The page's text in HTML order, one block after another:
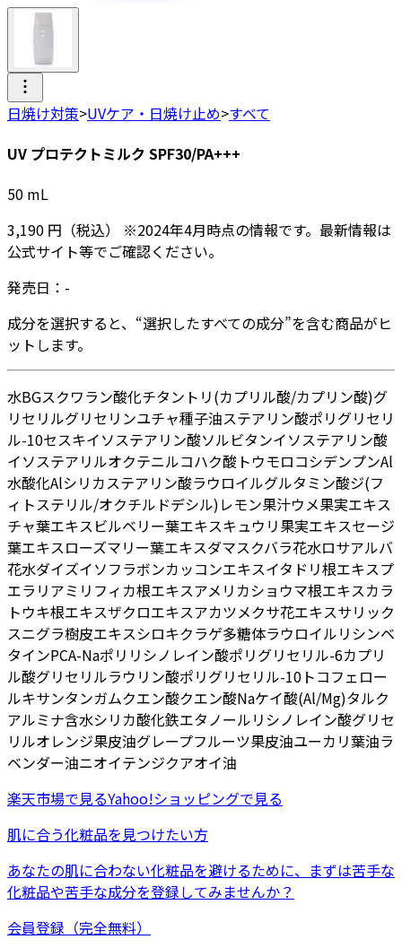
日焼け対策>UVケア・日焼け止め>すべて
UV プロテクトミルク SPF30/PA+++
50 mL
3,190 円 （税込） ※2024年4月時点の情報です。最新情報は
公式サイト等でご確認ください。
発売日： -
成分を選択すると、“選択したすべての成分”を含む商品がヒ
ットします。
水BGスクワラン酸化チタン トリ(カプリル酸/カプリン酸)グ
リセリルグリセリンユチャ種子油ステアリン酸ポリグリセリ
ル-10セスキイソステアリン酸ソルビタンイソステアリン酸
イソステアリルオクテニルコハク酸トウモロコシデンプンAl
水酸化Alシリカステアリン酸ラウロイルグルタミン酸ジ(フ
ィトステリル/オクチルドデシル)レモン果汁ウメ果実エキス
チャ葉エキスビルベリー葉エキスキュウリ果実エキスセージ
葉エキスローズマリー葉エキスダマスクバラ花水ロサアルバ
花水ダイズイソフラボンカッコンエキスイタドリ根エキスプ
エラリアミリフィカ根エキスアメリカショウマ根エキスカラ
トウキ根エキスザクロエキスアカツメクサ花エキスサリック
スニグラ樹皮エキスシロキクラゲ多糖体ラウロイルリシンベ
タインPCA-Naポリリシノレイン酸ポリグリセリル-6カプリ
ル酸グリセリルラウリン酸ポリグリセリル-10 トコフェロー
ルキサンタンガムクエン酸クエン酸Naケイ酸(Al/Mg)タルク
アルミナ含水シリカ酸化鉄エタノールリシノレイン酸グリセ
リルオレンジ果皮油グレープフルーツ果皮油ユーカリ葉油ラ
ベンダー油ニオイテンジクアオイ油
楽天市場で見るYahoo!ショッピングで見る
肌に合う化粧品を見つけたい方
あなたの肌に合わない化粧品を避けるために、まずは苦手な
化粧品や苦手な成分を登録してみませんか？
会員登録（完全無料）